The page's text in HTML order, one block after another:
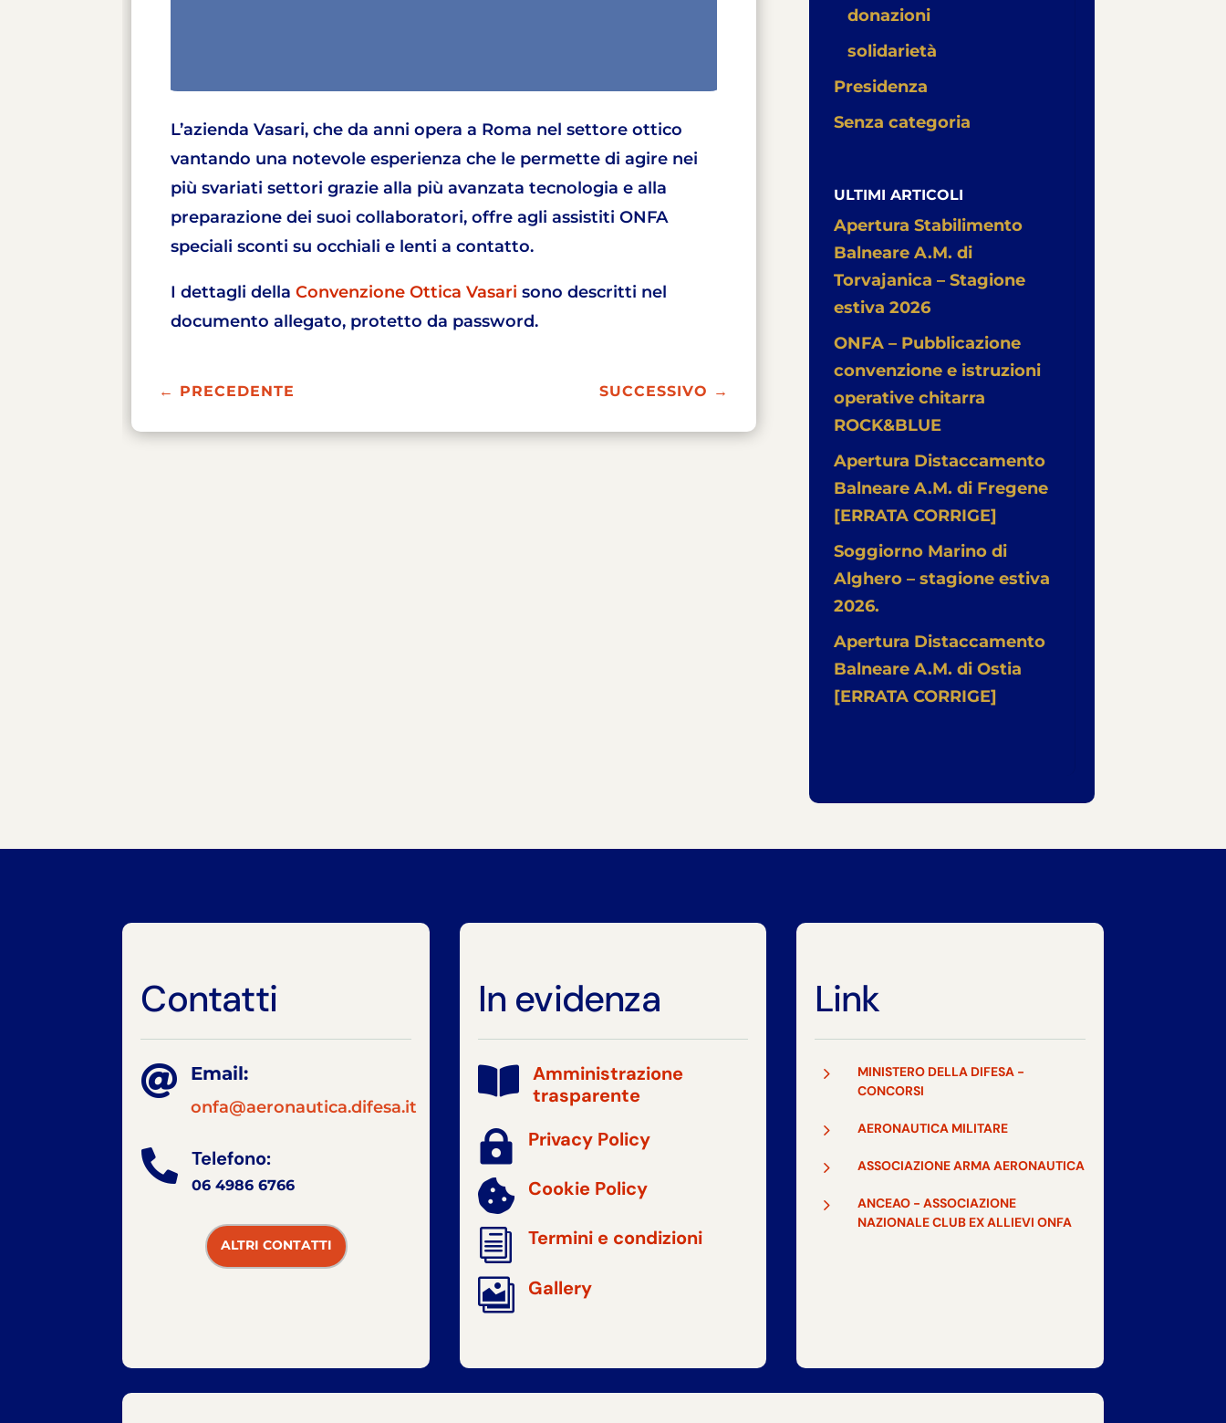
L’azienda Vasari, che da anni opera a Roma nel settore ottico
vantando una notevole esperienza che le permette di agire nei
più svariati settori grazie alla più avanzata tecnologia e alla
preparazione dei suoi collaboratori, offre agli assistiti ONFA
speciali sconti su occhiali e lenti a contatto.
I dettagli della Convenzione Ottica Vasari sono descritti nel
documento allegato, protetto da password.
← PRECEDENTE SUCCESSIVO →
donazioni
solidarietà
Presidenza
Senza categoria
ULTIMI ARTICOLI
Apertura Stabilimento
Balneare A.M. di
Torvajanica – Stagione
estiva 2026
ONFA – Pubblicazione
convenzione e istruzioni
operative chitarra
ROCK&BLUE
Apertura Distaccamento
Balneare A.M. di Fregene
[ERRATA CORRIGE]
Soggiorno Marino di
Alghero – stagione estiva
2026.
Apertura Distaccamento
Balneare A.M. di Ostia
[ERRATA CORRIGE]
Contatti
 Email:
onfa@aeronautica.difesa.it
 Telefono:
06 4986 6766
ALTRI CONTATTI
In evidenza

Amministrazione
trasparente
 Privacy Policy
 Cookie Policy
i Termini e condizioni
 Gallery
Link
5
MINISTERO DELLA DIFESA -
CONCORSI
5 AERONAUTICA MILITARE
5 ASSOCIAZIONE ARMA AERONAUTICA
5
ANCEAO - ASSOCIAZIONE
NAZIONALE CLUB EX ALLIEVI ONFA